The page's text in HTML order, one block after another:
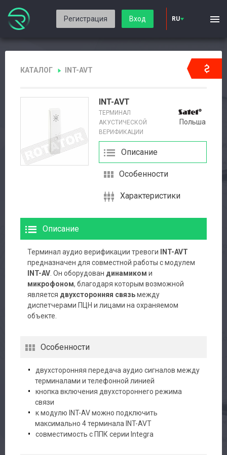
Регистрация Вход RU
Каталог
Производители
Сервис
Доставка
Контакты
КАТАЛОГ INT-AVT
INT-AVT
ТЕРМИНАЛ
АКУСТИЧЕСКОЙ
ВЕРИФИКАЦИИ
Польша
Описание
Особенности
Характеристики
Описание
Терминал аудио верификации тревоги
INT-AVT
предназначен для совместной работы с модулем
INT-AV . Он оборудован динамиком и
микрофоном, благодаря которым возможной
является двухсторонняя связьмежду
диспетчерами ПЦН и лицами на охраняемом
объекте.
Особенности
двухсторонняя передача аудио сигналов между
терминалами и телефонной линией
кнопка включения двухстороннего режима
связи
к модулю INT-AV можно подключить
максимально 4 терминала INT-AVT
совместимость с ППК серии Integra